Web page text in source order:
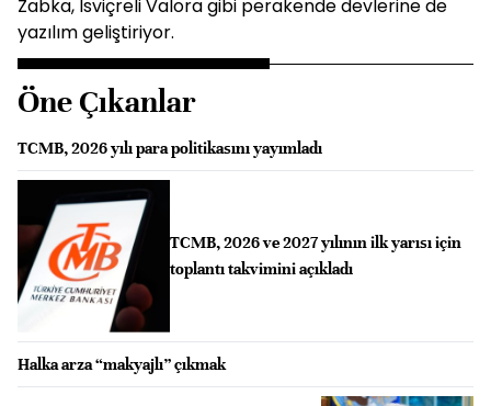
Zabka, İsviçreli Valora gibi perakende devlerine de
yazılım geliştiriyor.
Öne Çıkanlar
TCMB, 2026 yılı para politikasını yayımladı
TCMB, 2026 ve 2027 yılının ilk yarısı için
toplantı takvimini açıkladı
Halka arza “makyajlı” çıkmak